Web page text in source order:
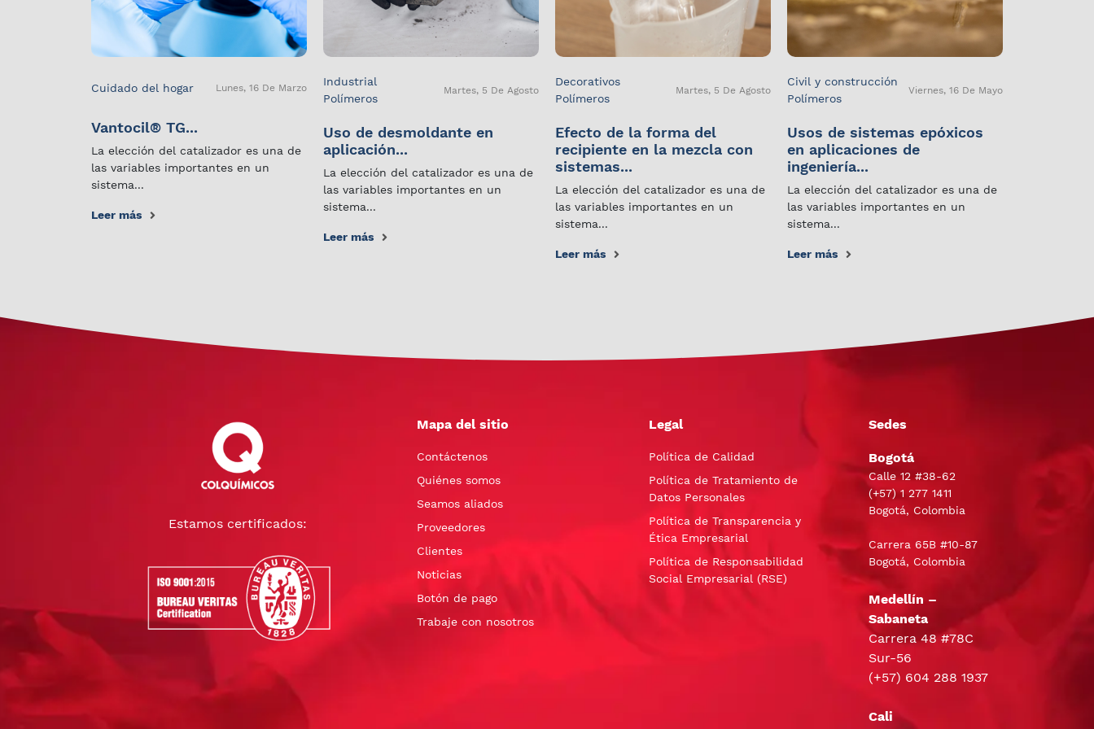
Cuidado del hogar Lunes, 16 De Marzo
Vantocil® TG...
La elección del catalizador es una de
las variables importantes en un
sistema...
Leer más
Industrial
Polímeros
Martes, 5 De Agosto
Uso de desmoldante en
aplicación...
La elección del catalizador es una de
las variables importantes en un
sistema...
Leer más
Decorativos
Polímeros
Martes, 5 De Agosto
Efecto de la forma del
recipiente en la mezcla con
sistemas...
La elección del catalizador es una de
las variables importantes en un
sistema...
Leer más
Civil y construcción
Polímeros
Viernes, 16 De Mayo
Usos de sistemas epóxicos
en aplicaciones de
ingeniería...
La elección del catalizador es una de
las variables importantes en un
sistema...
Leer más
Estamos certificados:
Mapa del sitio
Contáctenos
Quiénes somos
Seamos aliados
Proveedores
Clientes
Noticias
Botón de pago
Trabaje con nosotros
Legal
Política de Calidad
Política de Tratamiento de
Datos Personales
Política de Transparencia y
Ética Empresarial
Política de Responsabilidad
Social Empresarial (RSE)
Sedes
Bogotá
Calle 12 #38-62
(+57)1 277 1411
Bogotá, Colombia
Carrera 65B #10-87
Bogotá, Colombia
Medellín –
Sabaneta
Carrera 48 #78C
Sur-56
(+57) 604 288 1937
Cali